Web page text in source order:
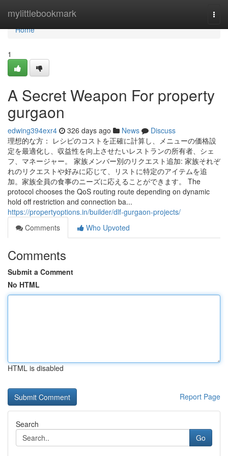
mylittlebookmark
Home
Home
1
A Secret Weapon For property
gurgaon
edwing394exr4 326 days ago News
Discuss
理想的な方： レシピのコストを正確に計算し、メニューの価格設
定を最適化し、収益性を向上させたいレストランの所有者、シェ
フ、マネージャー。 家族メンバー別のリクエスト追加: 家族それぞ
れのリクエストや好みに応じて、リストに特定のアイテムを追
加。家族全員の食事のニーズに応えることができます。 The
protocol chooses the QoS routing route depending on dynamic
hold off restriction and connection ba...
https://propertyoptions.in/builder/dlf-gurgaon-projects/
Comments
Who Upvoted
Comments
Submit a Comment
No HTML
HTML is disabled
Report Page
Search
Go